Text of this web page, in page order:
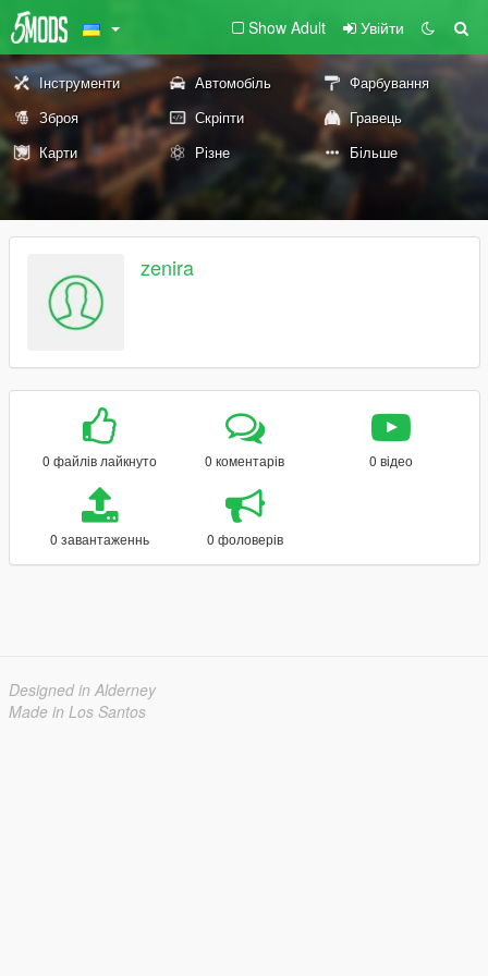
Show Adult Увійти
Інструменти Автомобіль
Фарбування
Зброя
Скріпти
Гравець
Карти
Різне Більше
zenira
0 файлів лайкнуто 0 коментарів 0 відео
0 завантаженнь 0 фоловерів
Designed in Alderney
Made in Los Santos